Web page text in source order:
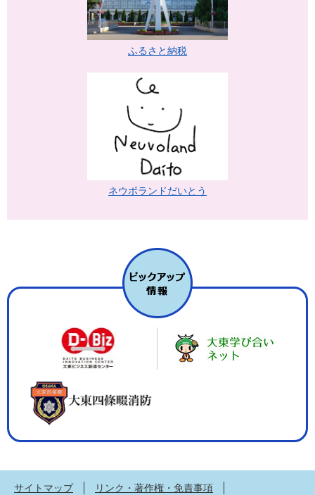
ふるさと納税
ネウボランドだいとう
サイトマップ
リンク・著作権・免責事項